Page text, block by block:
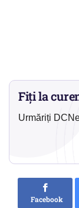
Fiți la
Urmăriți
Facebook